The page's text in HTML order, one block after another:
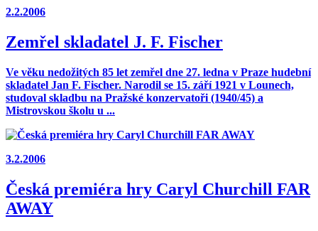
2.2.2006
Zemřel skladatel J. F. Fischer
Ve věku nedožitých 85 let zemřel dne 27. ledna v Praze hudební
skladatel Jan F. Fischer. Narodil se 15. září 1921 v Lounech,
studoval skladbu na Pražské konzervatoři (1940/45) a
Mistrovskou školu u ...
3.2.2006
Česká premiéra hry Caryl Churchill FAR
AWAY